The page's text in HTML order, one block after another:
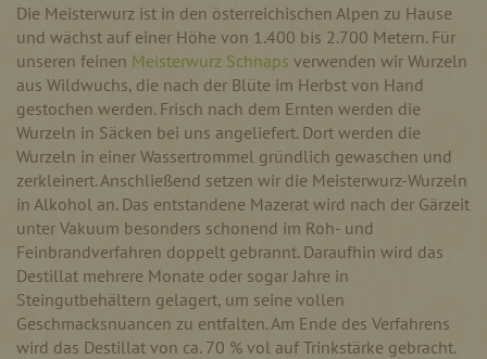
Die Meisterwurz ist in den österreichischen Alpen zu Hause
und wächst auf einer Höhe von 1.400 bis 2.700 Metern. Für
unseren feinen Meisterwurz Schnaps verwenden wir Wurzeln
aus Wildwuchs, die nach der Blüte im Herbst von Hand
gestochen werden. Frisch nach dem Ernten werden die
Wurzeln in Säcken bei uns angeliefert. Dort werden die
Wurzeln in einer Wassertrommel gründlich gewaschen und
zerkleinert. Anschließend setzen wir die Meisterwurz-Wurzeln
in Alkohol an. Das entstandene Mazerat wird nach der Gärzeit
unter Vakuum besonders schonend im Roh- und
Feinbrandverfahren doppelt gebrannt. Daraufhin wird das
Destillat mehrere Monate oder sogar Jahre in
Steingutbehältern gelagert, um seine vollen
Geschmacksnuancen zu entfalten. Am Ende des Verfahrens
wird das Destillat von ca. 70 % vol auf Trinkstärke gebracht.